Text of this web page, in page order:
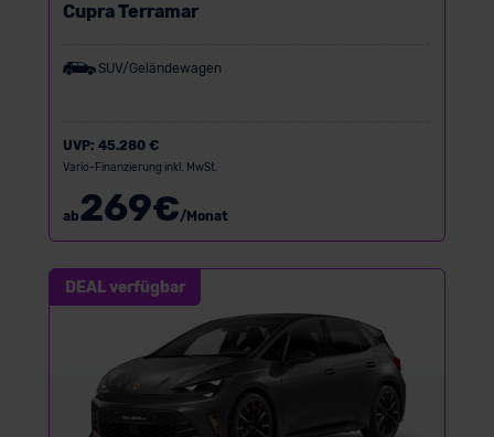
Cupra Terramar
SUV/Geländewagen
UVP: 45.280 €
Vario-Finanzierung inkl. MwSt.
ab269€/Monat
DEAL verfügbar